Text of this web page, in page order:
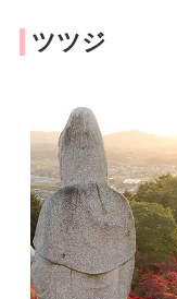
ツツジ